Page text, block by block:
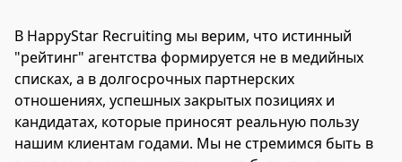
В HappyStar Recruiting мы верим, что истинный
"рейтинг" агентства формируется не в медийных
списках, а в долгосрочных партнерских
отношениях, успешных закрытых позициях и
кандидатах, которые приносят реальную пользу
нашим клиентам годами. Мы не стремимся быть в